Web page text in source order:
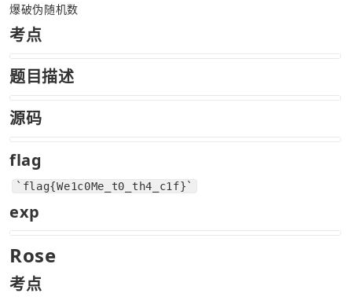
爆破伪随机数
考点
题目描述
源码
flag
`flag{We1c0Me_t0_th4_c1f}`
exp
Rose
考点